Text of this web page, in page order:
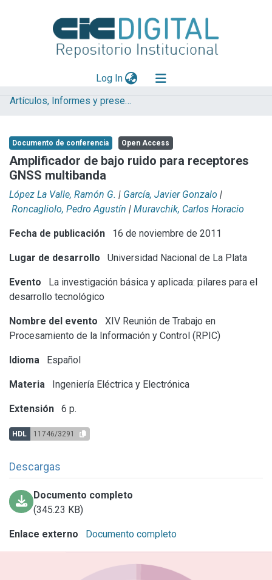
Log In(current)
Explorar
Aportar material
Statistics
Artículos, Informes y presentaciones en Congresos (UNLP)
Documento de conferencia Open Access
Amplificador de bajo ruido para receptores
GNSS multibanda
López La Valle, Ramón G. | García, Javier Gonzalo |
Roncagliolo, Pedro Agustín | Muravchik, Carlos Horacio
Fecha de publicación 16 de noviembre de 2011
Lugar de desarrollo Universidad Nacional de La Plata
Evento
La investigación básica y aplicada: pilares para el
desarrollo tecnológico
Nombre del evento
XIV Reunión de Trabajo en
Procesamiento de la Información y Control (RPIC)
Idioma Español
Materia Ingeniería Eléctrica y Electrónica
Extensión 6 p.
HDL 11746/3291
Descargas
Documento completo
(345.23 KB)
Enlace externo Documento completo